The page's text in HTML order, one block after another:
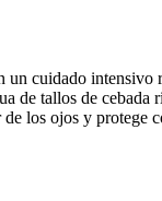
cuidado
tallos de
los ojos y protege